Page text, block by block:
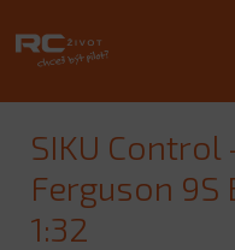
SIKU
Ferguson
1:32